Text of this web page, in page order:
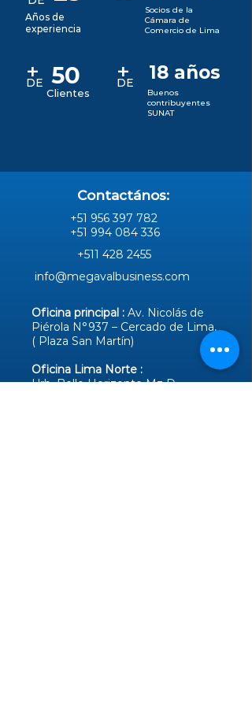
Años de
experiencia
Socios de la
Cámara de
Comercio de Lima
+
DE 50
Clientes
+
DE 18 años
Buenos
contribuyentes
SUNAT
Contactános:
+51 956 397 782
+51 994 084 336
+511 428 2455
info@megavalbusiness.com
Oficina principal : Av. Nicolás de
Piérola N°937 – Cercado de Lima,
( Plaza San Martín)
Oficina Lima Norte :
Urb. Bello Horizonte Mz D.